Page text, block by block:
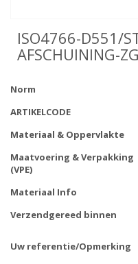
ISO4766-D551/
AFSCHUINING-
Norm
ARTIKELCODE
Materiaal & Oppervlakte
Maatvoering & Verpakking
(VPE)
Materiaal Info
Verzendgereed binnen
Uw referentie/Opmerking